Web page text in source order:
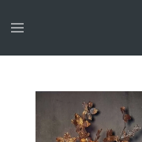
Ga
hoofdinhoud